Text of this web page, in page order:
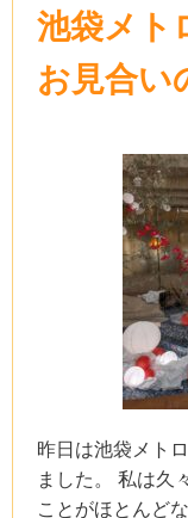
池袋メト
お見合い
昨日は池袋メト
ました。 私は久
ことがほとんど